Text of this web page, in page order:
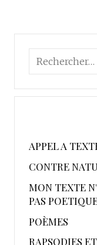
APPEL A
CONTRE
MON TEXTE
PAS
POÈMES
RAPSODIES ET